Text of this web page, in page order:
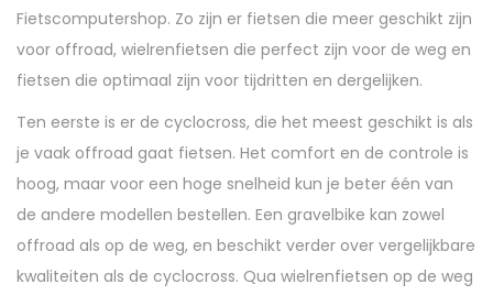
Fietscomputershop. Zo zijn er fietsen die meer geschikt zijn
voor offroad, wielrenfietsen die perfect zijn voor de weg en
fietsen die optimaal zijn voor tijdritten en dergelijken.
Ten eerste is er de cyclocross, die het meest geschikt is als
je vaak offroad gaat fietsen. Het comfort en de controle is
hoog, maar voor een hoge snelheid kun je beter één van
de andere modellen bestellen. Een gravelbike kan zowel
offroad als op de weg, en beschikt verder over vergelijkbare
kwaliteiten als de cyclocross. Qua wielrenfietsen op de weg